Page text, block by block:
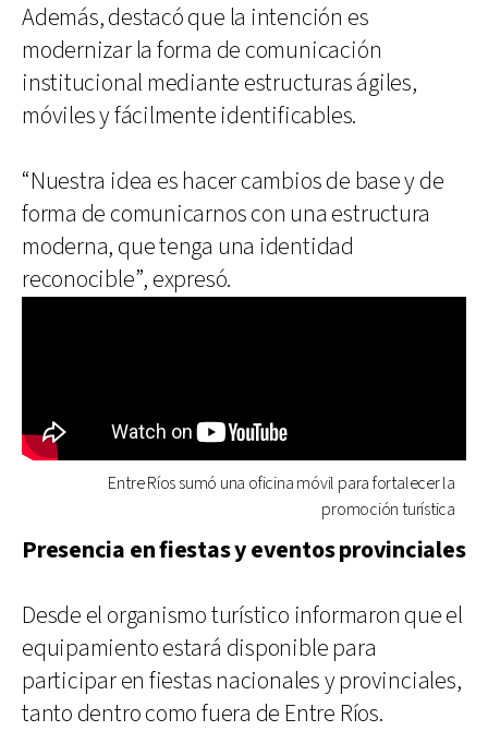
Además, destacó que la intención es
modernizar la forma de comunicación
institucional mediante estructuras ágiles,
móviles y fácilmente identificables.
“Nuestra idea es hacer cambios de base y de
forma de comunicarnos con una estructura
moderna, que tenga una identidad
reconocible”, expresó.
Entre Ríos sumó una oficina móvil para fortalecer la
promoción turística
Presencia en fiestas y eventos provinciales
Desde el organismo turístico informaron que el
equipamiento estará disponible para
participar en fiestas nacionales y provinciales,
tanto dentro como fuera de Entre Ríos.